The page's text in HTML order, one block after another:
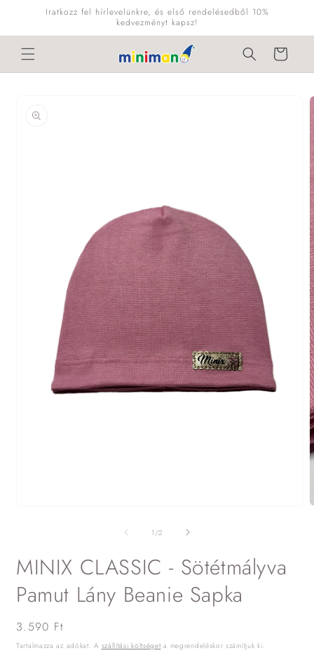
Ugrás aIratkozz fel hírlevelünkre, és első rendelésedből 10%
kedvezményt kapsz!
Kosár
ugrás a
termékadatokra
párbeszédpanelen
1 //2
MINIX CLASSIC - Sötétmályva
Pamut Lány Beanie Sapka
Normál
ár
3.590 Ft
Tartalmazza az adókat. A szállítási költséget a megrendeléskor számítjuk ki.